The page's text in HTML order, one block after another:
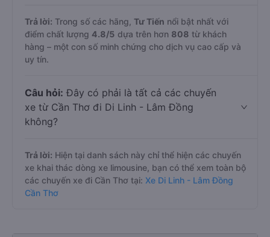
Trả lời: Trong số các hãng, Tư Tiến nổi bật nhất với
điểm chất lượng 4.8/5 dựa trên hơn 808 từ khách
hàng – một con số minh chứng cho dịch vụ cao cấp và
uy tín.
Câu hỏi: Đây có phải là tất cả các chuyến
xe từ Cần Thơ đi Di Linh - Lâm Đồng
không?
Trả lời: Hiện tại danh sách này chỉ thể hiện các chuyến
xe khai thác dòng xe limousine, bạn có thể xem toàn bộ
các chuyến xe đi Cần Thơ tại: Xe Di Linh - Lâm Đồng
Cần Thơ